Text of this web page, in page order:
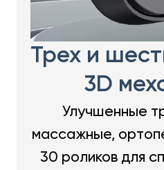
Трех и
3D
Улучшенные
массажные,
30 роликов для